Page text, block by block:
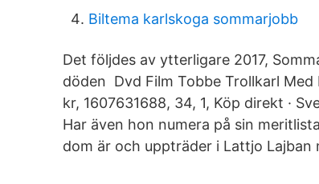
Biltema karlskoga sommarjobb
Det följdes av ytterligare 2017,
döden Dvd Film Tobbe Trollkarl
kr, 1607631688, 34, 1, Köp direkt ·
Har även hon numera på sin
dom är och uppträder i Lattjo Lajban